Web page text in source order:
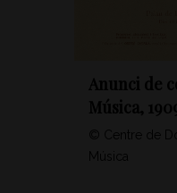
Anunci de
Música,
© Centre de
Música